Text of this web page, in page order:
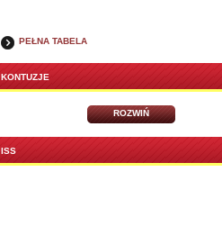
PEŁNA TABELA
KONTUZJE
ROZWIŃ
ISS